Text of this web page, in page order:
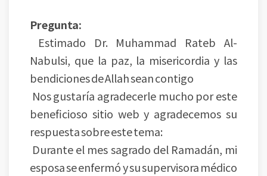
Pregunta:
Estimado Dr. Muhammad Rateb Al-
Nabulsi, que la paz, la misericordia y las
bendiciones de Allah sean contigo
Nos gustaría agradecerle mucho por este
beneficioso sitio web y agradecemos su
respuesta sobre este tema:
Durante el mes sagrado del Ramadán, mi
esposa se enfermó y su supervisora médico